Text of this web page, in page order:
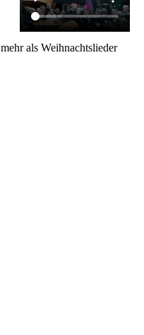
als Weihnachtslieder